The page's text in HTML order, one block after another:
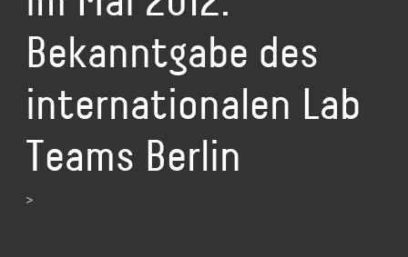
Bekanntgabe des
internationalen Lab
Teams Berlin
>